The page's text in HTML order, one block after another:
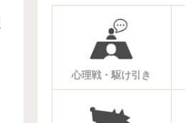
心理戦・駆け引き